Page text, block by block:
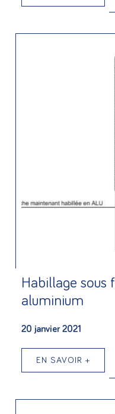
Habillage sous
aluminium
20 janvier 2021
EN SAVOIR +